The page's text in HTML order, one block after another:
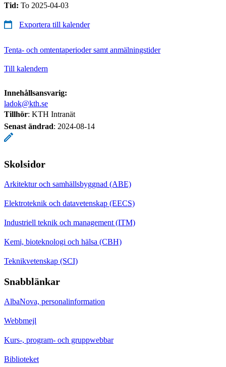
Tid: To 2025-04-03
Exportera till kalender
Tenta- och omtentaperioder samt anmälningstider
Till kalendern
Innehållsansvarig:
ladok@kth.se
Tillhör: KTH Intranät
Senast ändrad: 2024-08-14
Skolsidor
Arkitektur och samhällsbyggnad (ABE)
Elektroteknik och datavetenskap (EECS)
Industriell teknik och management (ITM)
Kemi, bioteknologi och hälsa (CBH)
Teknikvetenskap (SCI)
Snabblänkar
AlbaNova, personalinformation
Webbmejl
Kurs-, program- och gruppwebbar
Biblioteket